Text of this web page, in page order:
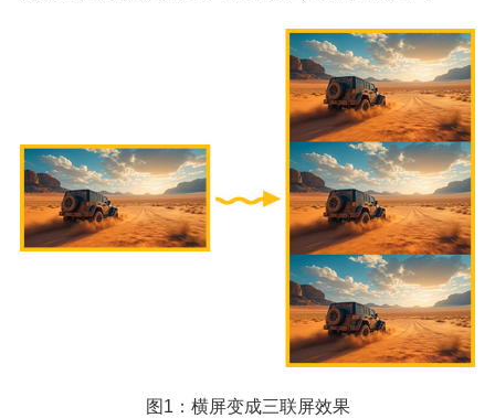
图1：横屏变成三联屏效果